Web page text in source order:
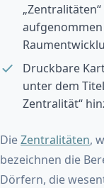
Druckbare
unter dem
Zentralität“
DieZentralitäten,
bezeichnen die
Dörfern, die